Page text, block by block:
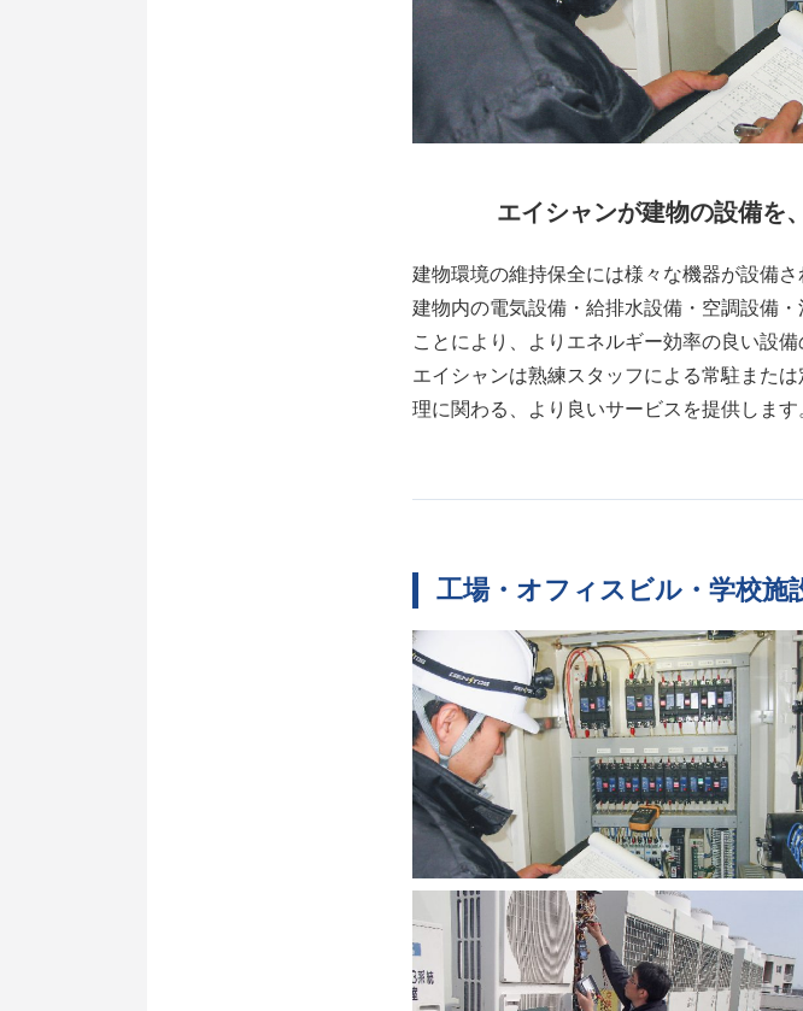
エイシャンが建物の設備を
建物環境の維持保全には様々な機器が設備さ
建物内の電気設備・給排水設備・空調設備
ことにより、よりエネルギー効率の良い設備
エイシャンは熟練スタッフによる常駐また
理に関わる、より良いサービスを提供します
工場・オフィスビル・学校